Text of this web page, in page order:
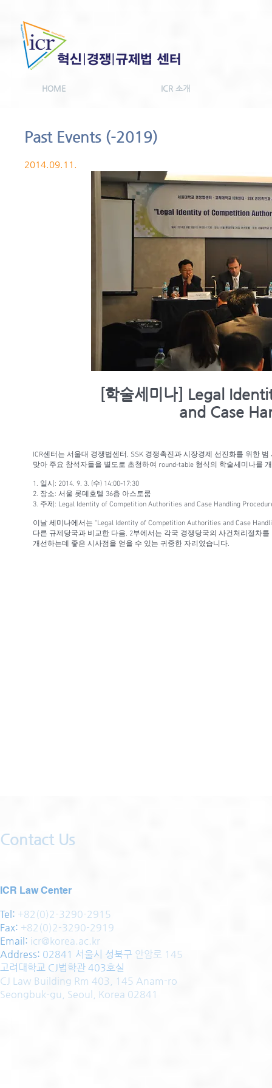
HOME ICR 소개
Past Events (-2019)
2014.09.11.
[학술세미나] Legal
and Case
ICR센터는 서울대 경쟁법센터, SSK 경쟁촉진과 시장경제 선진화를 위한
맞아 주요 참석자들을 별도로 초청하여 round-table 형식의 학술세미나를
1. 일시: 2014. 9. 3. (수) 14:00-17:30
2. 장소: 서울 롯데호텔 36층 아스토룸
3. 주제: Legal Identity of Competition Authorities and Case Handling
이날 세미나에서는 "Legal Identity of Competition Authorities and Case
다른 규제당국과 비교한 다음, 2부에서는 각국 경쟁당국의 사건처리절차
개선하는데 좋은 시사점을 얻을 수 있는 귀중한 자리였습니다.
Contact Us
ICR Law Center
Tel: +82(0)2-3290-2915
Fax: +82(0)2-3290-2919
Email: icr@korea.ac.kr
Address: 02841 서울시 성북구 안암로 145
고려대학교 CJ법학관 403호실
CJ Law Building Rm 403, 145 Anam-ro
Seongbuk-gu, Seoul, Korea 02841